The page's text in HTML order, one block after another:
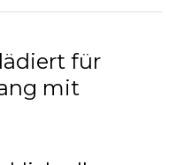
für
mit